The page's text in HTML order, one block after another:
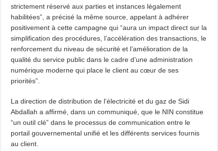
strictement réservé aux parties et instances légalement
habilitées”, a précisé la même source, appelant à adhérer
positivement à cette campagne qui “aura un impact direct sur la
simplification des procédures, l’accélération des transactions, le
renforcement du niveau de sécurité et l’amélioration de la
qualité du service public dans le cadre d’une administration
numérique moderne qui place le client au cœur de ses
priorités”.
La direction de distribution de l’électricité et du gaz de Sidi
Abdallah a affirmé, dans un communiqué, que le NIN constitue
“un outil clé” dans le processus de communication entre le
portail gouvernemental unifié et les différents services fournis
au client.